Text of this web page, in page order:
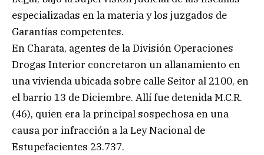
especializadas en la materia y los juzgados de
Garantías competentes.
En Charata, agentes de la División Operaciones
Drogas Interior concretaron un allanamiento en
una vivienda ubicada sobre calle Seitor al 2100, en
el barrio 13 de Diciembre. Allí fue detenida M.C.R.
(46), quien era la principal sospechosa en una
causa por infracción a la Ley Nacional de
Estupefacientes 23.737.